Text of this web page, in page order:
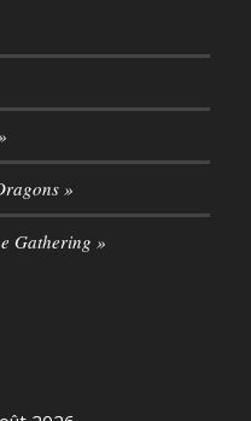
»
Gathering »